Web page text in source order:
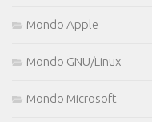
Mondo Apple
Mondo GNU/Linux
Mondo Microsoft